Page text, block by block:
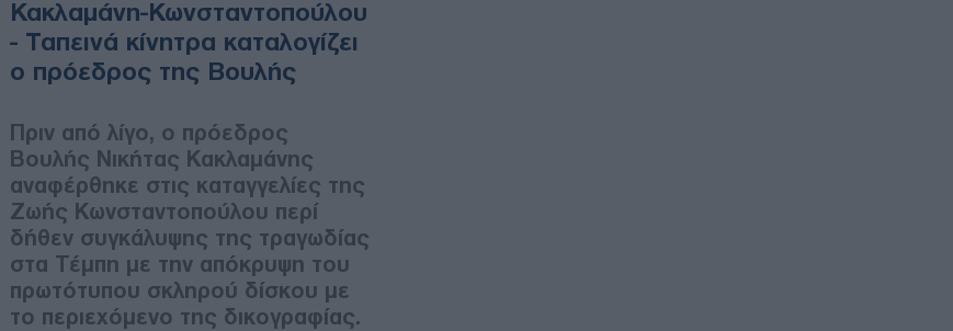
Κακλαμάνη-Κωνσταντοπούλου
- Ταπεινά κίνητρα καταλογίζει
ο πρόεδρος της Βουλής
Πριν από λίγο, ο πρόεδρος
Βουλής Νικήτας Κακλαμάνης
αναφέρθηκε στις καταγγελίες της
Ζωής Κωνσταντοπούλου περί
δήθεν συγκάλυψης της τραγωδίας
στα Τέμπη με την απόκρυψη του
πρωτότυπου σκληρού δίσκου με
το περιεχόμενο της δικογραφίας.